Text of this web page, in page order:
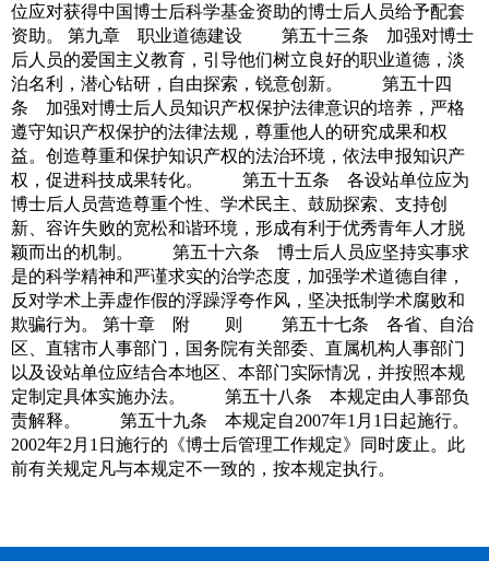
位应对获得中国博士后科学基金资助的博士后人员给予配套
资助。 第九章 职业道德建设 第五十三条 加强对博士
后人员的爱国主义教育，引导他们树立良好的职业道德，淡
泊名利，潜心钻研，自由探索，锐意创新。 第五十四
条 加强对博士后人员知识产权保护法律意识的培养，严格
遵守知识产权保护的法律法规，尊重他人的研究成果和权
益。创造尊重和保护知识产权的法治环境，依法申报知识产
权，促进科技成果转化。 第五十五条 各设站单位应为
博士后人员营造尊重个性、学术民主、鼓励探索、支持创
新、容许失败的宽松和谐环境，形成有利于优秀青年人才脱
颖而出的机制。 第五十六条 博士后人员应坚持实事求
是的科学精神和严谨求实的治学态度，加强学术道德自律，
反对学术上弄虚作假的浮躁浮夸作风，坚决抵制学术腐败和
欺骗行为。 第十章 附 则 第五十七条 各省、自治
区、直辖市人事部门，国务院有关部委、直属机构人事部门
以及设站单位应结合本地区、本部门实际情况，并按照本规
定制定具体实施办法。 第五十八条 本规定由人事部负
责解释。 第五十九条 本规定自2007年1月1日起施行。
2002年2月1日施行的《博士后管理工作规定》同时废止。此
前有关规定凡与本规定不一致的，按本规定执行。